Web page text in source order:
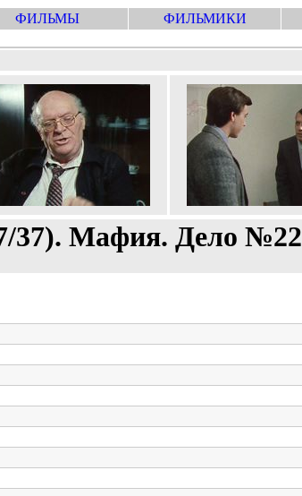
ФИЛЬМЫ ФИЛЬМИКИ
37). Мафия. Дело №22